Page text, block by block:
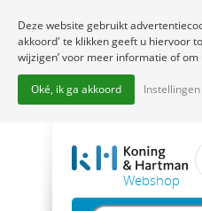
Deze website gebruikt
akkoord' te klikken geeft u hiervoor
wijzigen’ voor meer informatie of
Oké, ik ga akkoord